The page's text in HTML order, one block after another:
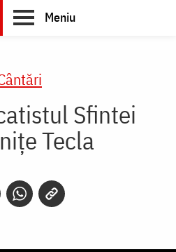
Meniu
Sfintei
Tecla